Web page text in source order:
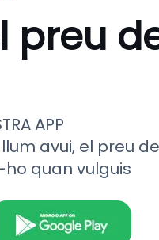
preu
APP
avui, el preu
quan vulguis